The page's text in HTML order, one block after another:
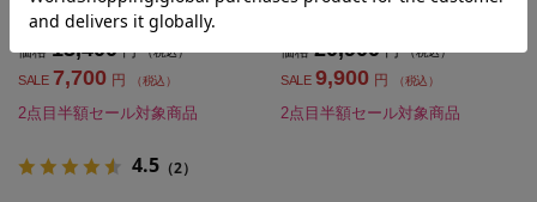
OUTLET
価格 15,400 円 （税込）
SALE 7,700 円 （税込）
2点目半額セール対象商品
4.5 （2）
SALE 53%OFF
価格 20,900 円 （税込）
SALE 9,900 円 （税込）
2点目半額セール対象商品